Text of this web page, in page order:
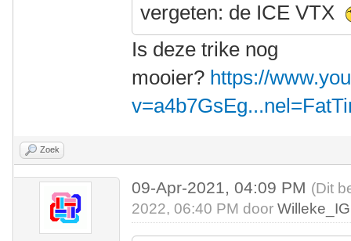
vergeten: de ICE VTX
Is deze trike nog
mooier? https://
Zoek
09-Apr-2021, 04:09 PM (Dit
2022, 06:40 PM door